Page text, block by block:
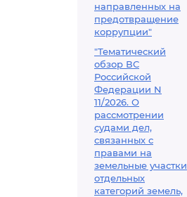
направленных на
предотвращение
коррупции"
"Тематический
обзор ВС
Российской
Федерации N
11/2026. О
рассмотрении
судами дел,
связанных с
правами на
земельные участки
отдельных
категорий земель,